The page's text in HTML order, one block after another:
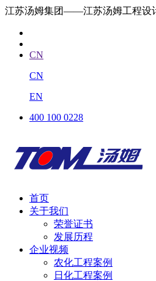
江苏汤姆集团——江苏汤姆工程设
CN
CN
EN
400 100 0228
首页
关于我们
荣誉证书
发展历程
企业视频
农化工程案例
日化工程案例